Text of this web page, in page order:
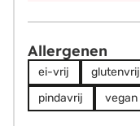
Allergenen
ei-vrij glutenvrij
pindavrij
vegan